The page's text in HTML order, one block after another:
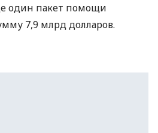
один пакет помощи
7,9 млрд долларов.